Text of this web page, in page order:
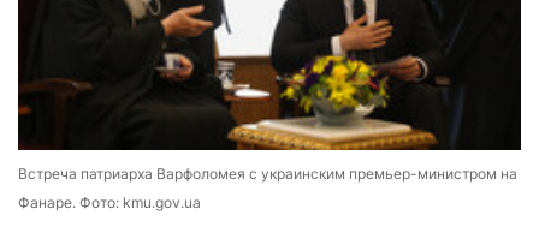
Встреча патриарха Варфоломея с украинским премьер-министром на
Фанаре. Фото: kmu.gov.ua